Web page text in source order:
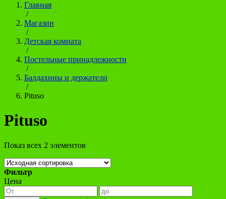
Главная
/
Магазин
/
Детская комната
/
Постельные принадлежности
/
Балдахины и держатели
/
Pituso
Pituso
Показ всех 2 элементов
Фильтр
Цена